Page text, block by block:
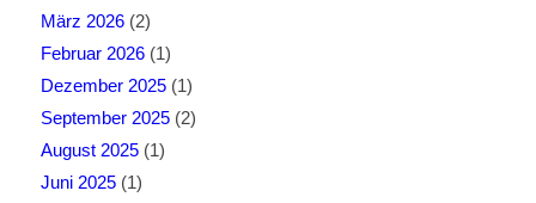
März 2026(2)
Februar 2026(1)
Dezember 2025(1)
September 2025(2)
August 2025(1)
Juni 2025(1)